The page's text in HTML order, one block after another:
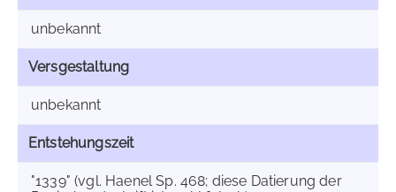
unbekannt
Versgestaltung
unbekannt
Entstehungszeit
"1339" (vgl. Haenel Sp. 468; diese Datierung der